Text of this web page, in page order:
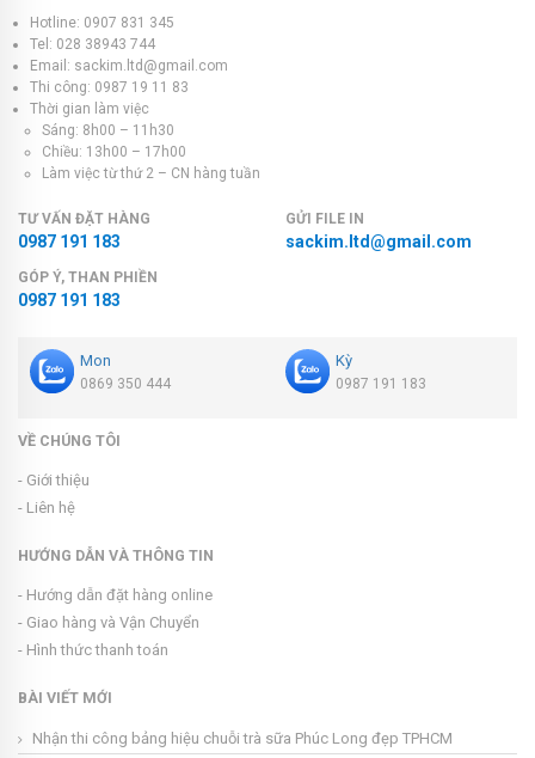
Hotline: 0907 831 345
Tel: 028 38943 744
Email: sackim.ltd@gmail.com
Thi công: 0987 19 11 83
Thời gian làm việc
Sáng: 8h00 – 11h30
Chiều: 13h00 – 17h00
Làm việc từ thứ 2 – CN hàng tuần
TƯ VẤN ĐẶT HÀNG
0987 191 183
GỬI FILE IN
sackim.ltd@gmail.com
GÓP Ý, THAN PHIỀN
0987 191 183
Mon
0869 350 444
Kỳ
0987 191 183
VỀ CHÚNG TÔI
- Giới thiệu
- Liên hệ
HƯỚNG DẪN VÀ THÔNG TIN
- Hướng dẫn đặt hàng online
- Giao hàng và Vận Chuyển
- Hình thức thanh toán
BÀI VIẾT MỚI
Nhận thi công bảng hiệu chuỗi trà sữa Phúc Long đẹp TPHCM